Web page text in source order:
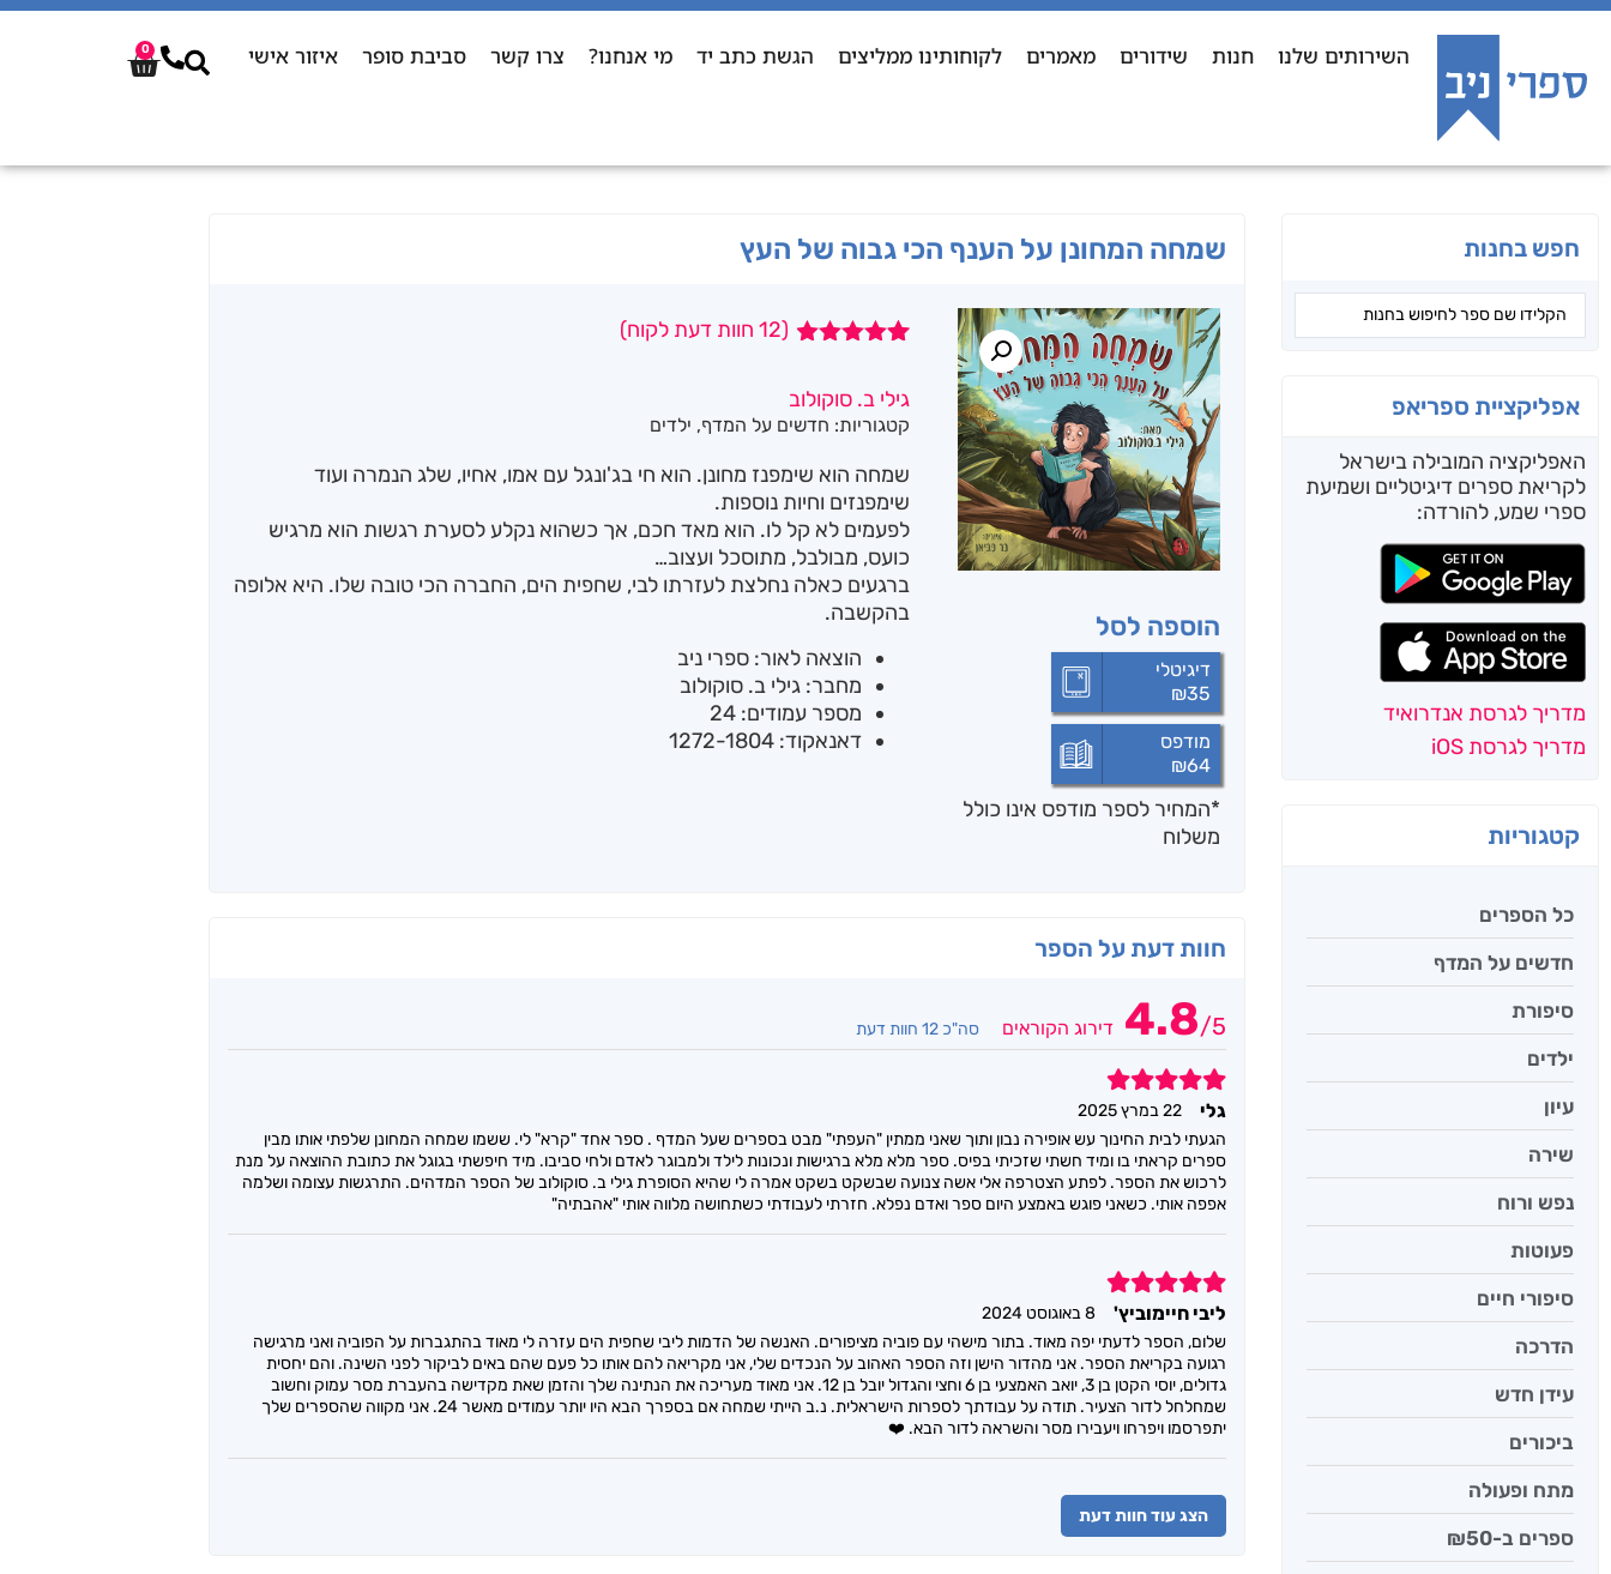
השירותים שלנו חנות שידורים מאמרים לקוחותינו ממליצים הגשת כתב יד מי אנחנו? צרו קשר סביבת סופר איזור אישי 0
חפש בחנות
אפליקציית ספריאפ
האפליקציה המובילה בישראל
לקריאת ספרים דיגיטליים ושמיעת
ספרי שמע, להורדה:
מדריך לגרסת אנדרואיד
מדריך לגרסת iOS
קטגוריות
כל הספרים
חדשים על המדף
סיפורת
ילדים
עיון
שירה
נפש ורוח
פעוטות
סיפורי חיים
הדרכה
עידן חדש
ביכורים
מתח ופעולה
ספרים ב-₪50
שמחה המחונן על הענף הכי גבוה של העץ
הוספה לסל
דיגיטלי
₪35
מודפס
₪64
*המחיר לספר מודפס אינו כולל
משלוח
5 מבוסס על
דירוגים של
(
12 חוות דעת לקוח)
גילי ב. סוקולוב
קטגוריות: חדשים על המדף, ילדים
שמחה הוא שימפנז מחונן. הוא חי בג'ונגל עם אמו, אחיו, שלג הנמרה ועוד
שימפנזים וחיות נוספות.
לפעמים לא קל לו. הוא מאד חכם, אך כשהוא נקלע לסערת רגשות הוא מרגיש
כועס, מבולבל, מתוסכל ועצוב…
ברגעים כאלה נחלצת לעזרתו לבי, שחפית הים, החברה הכי טובה שלו. היא אלופה
בהקשבה.
הוצאה לאור: ספרי ניב
מחבר: גילי ב. סוקולוב
מספר עמודים: 24
דאנאקוד: 1272-1804
חוות דעת על הספר
4.8/5 דירוג הקוראים סה"כ 12 חוות דעת
5
גלי
22 במרץ 2025
הגעתי לבית החינוך עש אופירה נבון ותוך שאני ממתין "העפתי" מבט בספרים שעל המדף . ספר אחד "קרא" לי. ששמו שמחה המחונן שלפתי אותו מבין
ספרים קראתי בו ומיד חשתי שזכיתי בפיס. ספר מלא מלא ברגישות ונכונות לילד ולמבוגר לאדם ולחי סביבו. מיד חיפשתי בגוגל את כתובת ההוצאה על מנת
לרכוש את הספר. לפתע הצטרפה אלי אשה צנועה שבשקט בשקט אמרה לי שהיא הסופרת גילי ב. סוקולוב של הספר המדהים. התרגשות עצומה ושלמה
אפפה אותי. כשאני פוגש באמצע היום ספר ואדם נפלא. חזרתי לעבודתי כשתחושה מלווה אותי "אהבתיה"
5
ליבי חיימוביץ'
8 באוגוסט 2024
שלום, הספר לדעתי יפה מאוד. בתור מישהי עם פוביה מציפורים. האנשה של הדמות ליבי שחפית הים עזרה לי מאוד בהתגברות על הפוביה ואני מרגישה
רגועה בקריאת הספר. אני מהדור הישן וזה הספר האהוב על הנכדים שלי, אני מקריאה להם אותו כל פעם שהם באים לביקור לפני השינה. והם יחסית
גדולים, יוסי הקטן בן 3, יואב האמצעי בן 6 וחצי והגדול יובל בן 12. אני מאוד מעריכה את הנתינה שלך והזמן שאת מקדישה בהעברת מסר עמוק וחשוב
שמחלחל לדור הצעיר. תודה על עבודתך לספרות הישראלית. נ.ב הייתי שמחה אם בספרך הבא היו יותר עמודים מאשר 24. אני מקווה שהספרים שלך
יתפרסמו ויפרחו ויעבירו מסר והשראה לדור הבא. ❤️
הצג עוד חוות דעת